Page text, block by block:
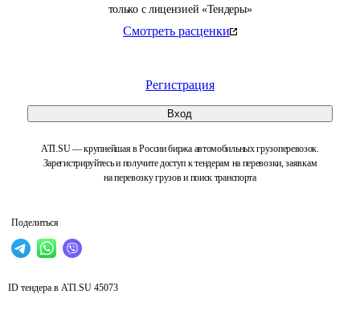
только с лицензией «Тендеры»
Смотреть расценки
Регистрация
Вход
ATI.SU — крупнейшая в России биржа автомобильных грузоперевозок.
Зарегистрируйтесь и получите доступ к тендерам на перевозки, заявкам
на перевозку грузов и поиск транспорта
Поделиться
ID тендера в ATI.SU 45073